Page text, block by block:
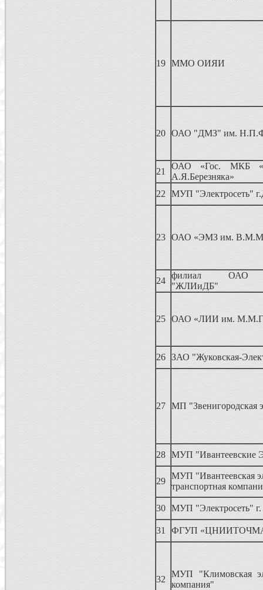
19 ММО ОИЯИ
20 ОАО "ДМЗ" им.
21
ОАО «Гос. МКБ
А.Я.Березняка»
22
МУП "Электросеть"
23 ОАО «ЭМЗ им.
24
филиал ОАО
"ЖЛИиДБ"
25 ОАО «ЛИИ им.
26 ЗАО "Жуковская-
27 МП "Звенигородская
28 МУП "Ивантеевские
29
МУП "Ивантеевская
транспортная
30 МУП "Электросеть"
31 ФГУП
32
МУП "Климовская
компания"